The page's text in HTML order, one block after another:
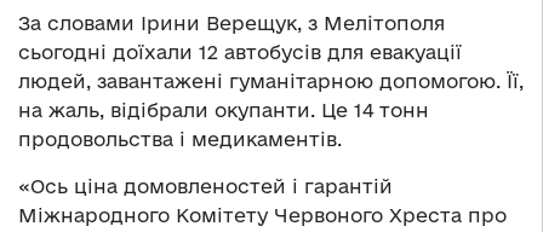
За словами Ірини Верещук, з Мелітополя
сьогодні доїхали 12 автобусів для евакуації
людей, завантажені гуманітарною допомогою. Її,
на жаль, відібрали окупанти. Це 14 тонн
продовольства і медикаментів.
«Ось ціна домовленостей і гарантій
Міжнародного Комітету Червоного Хреста про